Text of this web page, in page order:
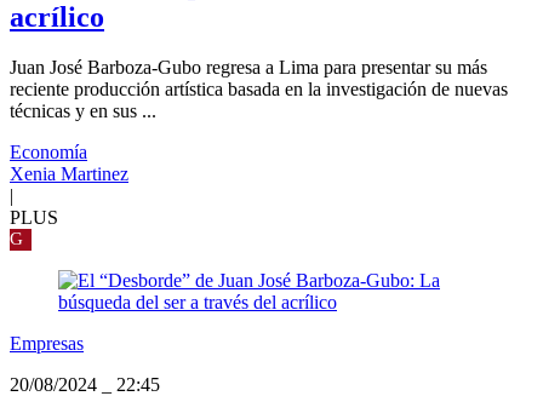
acrílico
Juan José Barboza-Gubo regresa a Lima para presentar su más
reciente producción artística basada en la investigación de nuevas
técnicas y en sus ...
Economía
Xenia Martinez
|
PLUS
G
Empresas
20/08/2024
22:45